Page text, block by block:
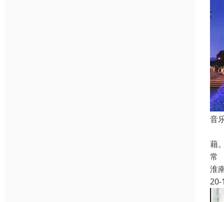
音
藉
常
淮
20-